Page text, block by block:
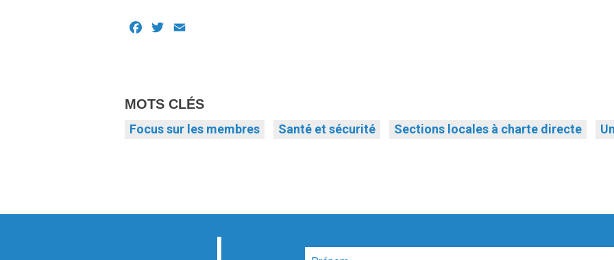
Facebook
Twitter
MOTS CLÉS
Focus sur les membres Santé et sécurité Sections locales à charte directe